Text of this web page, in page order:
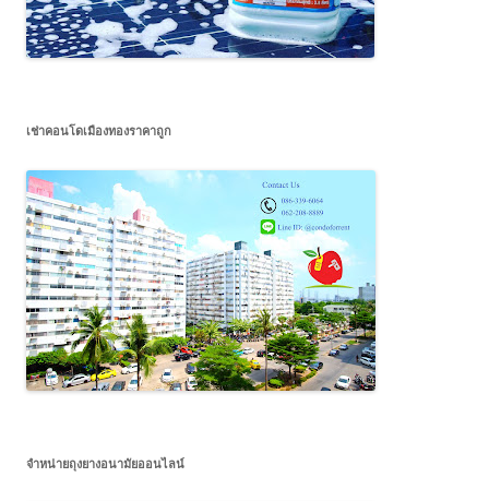
เช่าคอนโดเมืองทองราคาถูก
จำหน่ายถุงยางอนามัยออนไลน์